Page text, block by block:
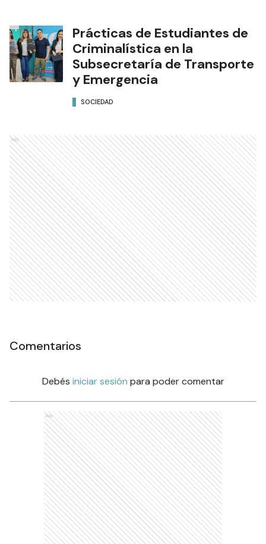
Prácticas de Estudiantes de
Criminalística en la
Subsecretaría de Transporte
y Emergencia
SOCIEDAD
Ads
Comentarios
Debés iniciar sesión para poder comentar
Ads